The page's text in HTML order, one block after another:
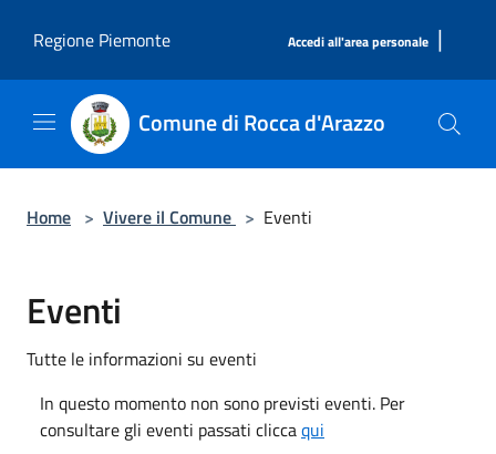
Regione Piemonte
Accedi all'area personale |
Comune di Rocca d'Arazzo
Home > Vivere il Comune > Eventi
Eventi
Tutte le informazioni su eventi
In questo momento non sono previsti eventi. Per
consultare gli eventi passati cliccaqui